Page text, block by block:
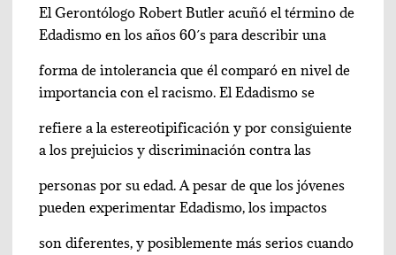
El Gerontólogo Robert Butler acuñó el término de
Edadismo en los años 60´s para describir una
forma de intolerancia que él comparó en nivel de
importancia con el racismo. El Edadismo se
refiere a la estereotipificación y por consiguiente
a los prejuicios y discriminación contra las
personas por su edad. A pesar de que los jóvenes
pueden experimentar Edadismo, los impactos
son diferentes, y posiblemente más serios cuando